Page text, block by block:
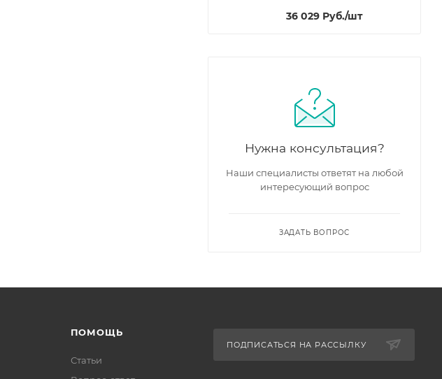
36 029 Руб./шт
Нужна консультация?
Наши специалисты ответят на любой
интересующий вопрос
ЗАДАТЬ ВОПРОС
ПОМОЩЬ
Статьи
ПОДПИСАТЬСЯ НА РАССЫЛКУ